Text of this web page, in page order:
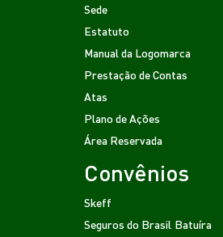
Sede
Estatuto
Manual da Logomarca
Prestação de Contas
Atas
Plano de Ações
Área Reservada
Convênios
Skeff
Seguros do Brasil Batuíra